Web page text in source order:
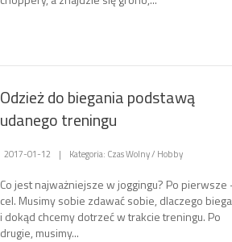
Odzież do biegania podstawą
udanego treningu
2017-01-12 | Kategoria: Czas Wolny / Hobby
Co jest najważniejsze w joggingu? Po pierwsze
cel. Musimy sobie zdawać sobie, dlaczego
i dokąd chcemy dotrzeć w trakcie treningu. Po
drugie, musimy...